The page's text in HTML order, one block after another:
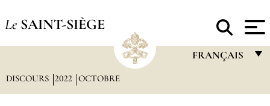
Le SAINT-SIÈGE
FRANÇAIS
DISCOURS 2022 OCTOBRE